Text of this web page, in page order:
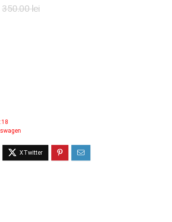
350.00leiPrețul
Prețul